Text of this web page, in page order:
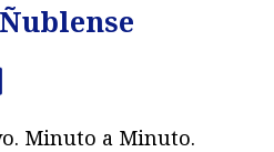
Minuto a Minuto.